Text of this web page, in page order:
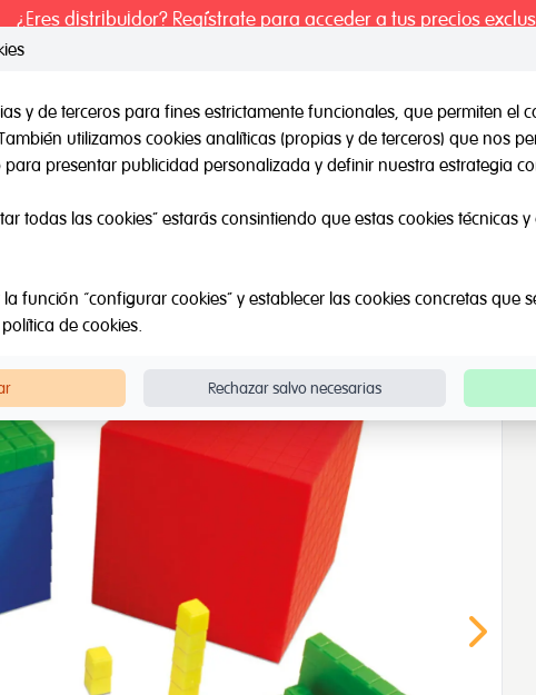
¿Eres distribuidor? Regístrate para acceder a tus precios
Nardil / Otras marcas Outlet Sobre Nosotros Catálogos
4 colores
y de terceros para fines estrictamente funcionales, que permiten el
utilizamos cookies analíticas (propias y de terceros) que nos
presentar publicidad personalizada y definir nuestra estrategia
todas las cookies” estarás consintiendo que estas cookies técnicas
función “configurar cookies” y establecer las cookies concretas que
política de cookies.
Rechazar salvo necesarias